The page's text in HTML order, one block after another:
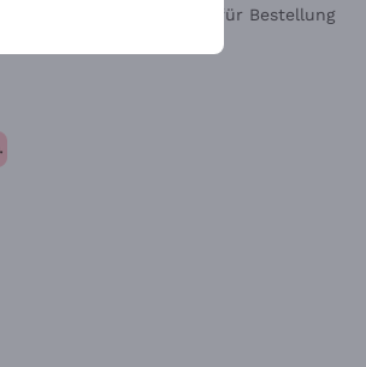
Widerrufsformular für Bestellung